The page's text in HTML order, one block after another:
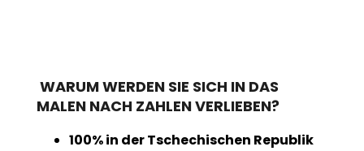
WARUM WERDEN SIE SICH IN DAS
MALEN NACH ZAHLEN VERLIEBEN?
100% in der Tschechischen Republik